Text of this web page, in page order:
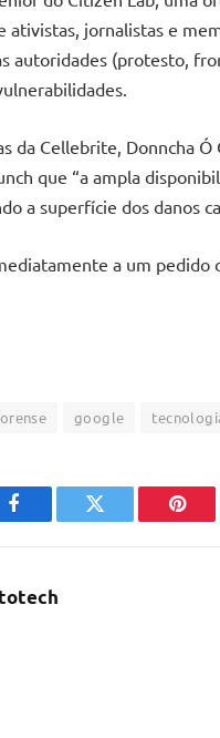
ativistas, jornalistas e
autoridades (protesto,
da Cellebrite, Donncha
que “a ampla
a superfície dos danos
a um pedido
google
Facebook Twitter